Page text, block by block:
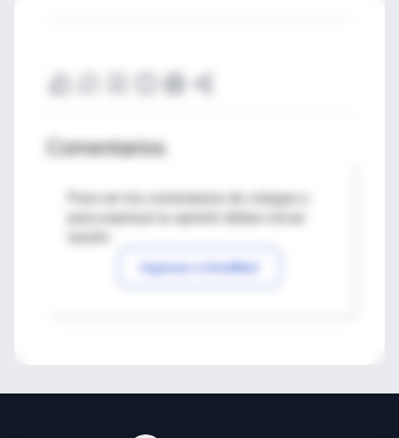
Comentarios
Para ver los comentarios de colegas o
Ingresar a IntraMed